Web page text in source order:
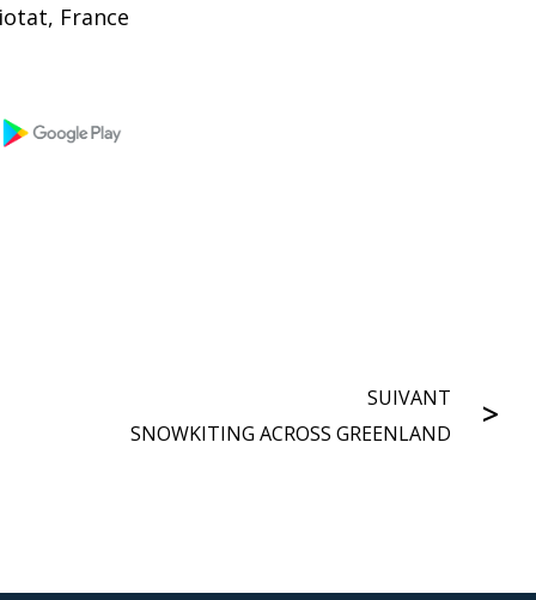
France
SUIVANT
SNOWKITING ACROSS GREENLAND